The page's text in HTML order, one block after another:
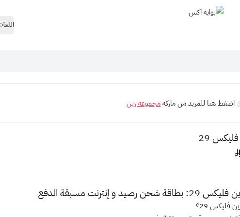
اللغة:
اضغط هنا للمزيد من ماركةمجموعة زين
29
شحن رصيد و إنترنت مسبقة الدفع
فليكس 29؟